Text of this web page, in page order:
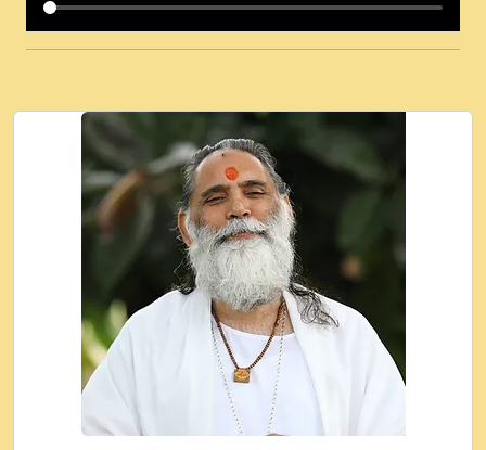
कई पकड क मर हथ र मह वदवन पहच दय! मह जन
Ki - Krishna Bhajan - New Bhajan 2020
#Ishwar Bhakti.mp3
जब से गीता ज्ञान पाया मैं बड़ी मस्ती में हूँ । 2018 -
Rishikesh - Ratan Ji Rasik.mp3
तन हल दल द सनव मड उतत सर रख क, नल रव त
गल लग जव त सर उतत हथ रख द!.mp3
तू कर प्रीतम से प्रीत, यूहीं दिन बीतते जाते हैं ।
2018 - Rishikesh - Swami Gyananand Ji
Maharaj.mp3
न म गवद गपल गद फर, पयर महन न रझद फर! shri